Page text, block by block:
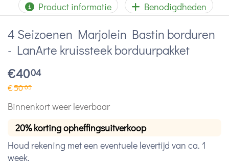
Product informatie Benodigdheden
4 Seizoenen Marjolein Bastin borduren
- LanArte kruissteek borduurpakket
€4004
€5005
Binnenkort weer leverbaar
20% korting opheffingsuitverkoop
Houd rekening met een eventuele levertijd van ca. 1
week.